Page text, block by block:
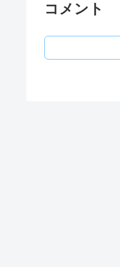
コメント